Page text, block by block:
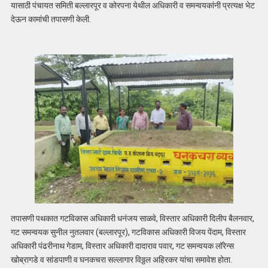
यासाठी पंचायत समिती बल्लारपूर व कोरपना येथील अधिकारी व समन्वयकांनी प्रत्यक्ष भेट
देऊन कामांची तपासणी केली.
तपासणी पथकात गटविकास अधिकारी धनंजय साळवे, विस्तार अधिकारी दिलीप बैलनवार,
गट समन्वयक सुनील नुतलवार (बल्लारपूर), गटविकास अधिकारी विजय पेंदाम, विस्तार
अधिकारी पंढरीनाथ गेडाम, विस्तार अधिकारी दादाराव पवार, गट समन्वयक लॉरेन्स
खोब्रागडे व सांडपाणी व घनकचरा सल्लागार विठ्ठल अहिरकर यांचा समावेश होता.